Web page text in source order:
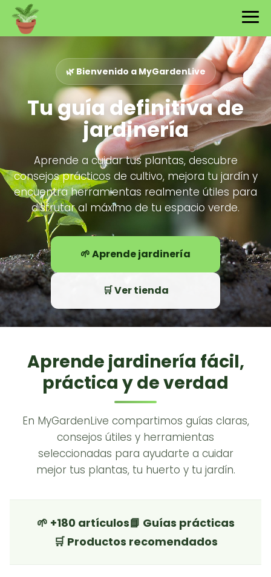
🌿 Bienvenido a MyGardenLive
Tu guía definitiva de
jardinería
Aprende a cuidar tus plantas, descubre
consejos prácticos de cultivo, mejora tu jardín y
encuentra herramientas realmente útiles para
disfrutar al máximo de tu espacio verde.
🌱 Aprende jardinería
🛒 Ver tienda
Aprende jardinería fácil,
práctica y de verdad
En MyGardenLive compartimos guías claras,
consejos útiles y herramientas
seleccionadas para ayudarte a cuidar
mejor tus plantas, tu huerto y tu jardín.
🌱 +180 artículos📘 Guías prácticas
🛒 Productos recomendados